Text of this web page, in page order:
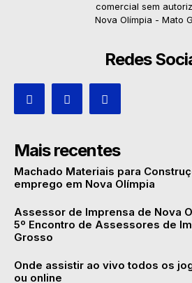
comercial sem
Nova Olímpia - Mato
Redes
Mais recentes
Machado Materiais para
emprego em Nova Olímpia
Assessor de Imprensa de Nova
5º Encontro de Assessores de
Grosso
Onde assistir ao vivo todos os
ou online